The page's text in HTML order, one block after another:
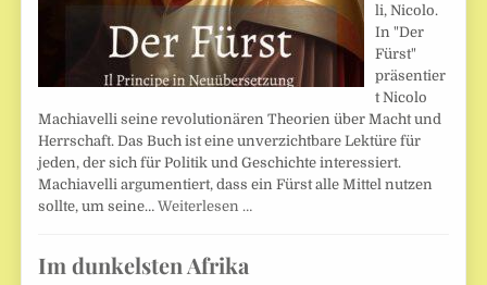
li, Nicolo.
In "Der
Fürst"
präsentier
t Nicolo
Machiavelli seine revolutionären Theorien über Macht und
Herrschaft. Das Buch ist eine unverzichtbare Lektüre für
jeden, der sich für Politik und Geschichte interessiert.
Machiavelli argumentiert, dass ein Fürst alle Mittel nutzen
sollte, um seine…Weiterlesen …
Im dunkelsten Afrika